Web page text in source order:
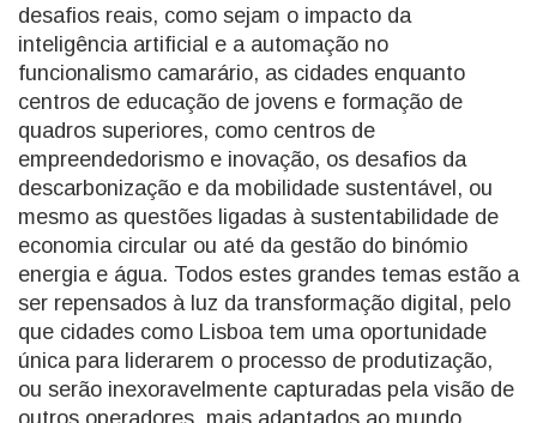
desafios reais, como sejam o impacto da
inteligência artificial e a automação no
funcionalismo camarário, as cidades enquanto
centros de educação de jovens e formação de
quadros superiores, como centros de
empreendedorismo e inovação, os desafios da
descarbonização e da mobilidade sustentável, ou
mesmo as questões ligadas à sustentabilidade de
economia circular ou até da gestão do binómio
energia e água. Todos estes grandes temas estão a
ser repensados à luz da transformação digital, pelo
que cidades como Lisboa tem uma oportunidade
única para liderarem o processo de produtização,
ou serão inexoravelmente capturadas pela visão de
outros operadores, mais adaptados ao mundo